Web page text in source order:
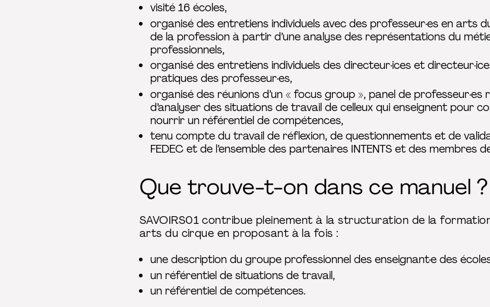
visité 16 écoles,
organisé des entretiens individuels avec des professeur·es en arts
de la profession à partir d’une analyse des représentations du
professionnels,
organisé des entretiens individuels des directeur·ices et
pratiques des professeur·es,
organisé des réunions d’un « focus group », panel de
d’analyser des situations de travail de celleux qui enseignent pour
nourrir un référentiel de compétences,
tenu compte du travail de réflexion, de questionnements et de
FEDEC et de l’ensemble des partenaires INTENTS et des membres
Que trouve-t-on dans ce manuel ?
SAVOIRS01 contribue pleinement à la structuration de la
arts du cirque en proposant à la fois :
une description du groupe professionnel des enseignant·e des
un référentiel de situations de travail,
un référentiel de compétences.